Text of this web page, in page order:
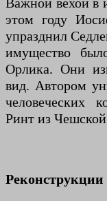
этом году
упразднил
имущество
Орлика. Они
вид. Автором
человеческих
Ринт из